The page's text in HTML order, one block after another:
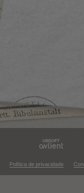
Política de privacidade